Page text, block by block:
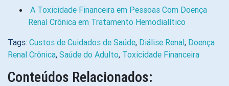
A Toxicidade Financeira em Pessoas Com Doença
Renal Crônica em Tratamento Hemodialítico
Tags: Custos de Cuidados de Saúde, Diálise Renal, Doença
Renal Crônica, Saúde do Adulto, Toxicidade Financeira
Conteúdos Relacionados: